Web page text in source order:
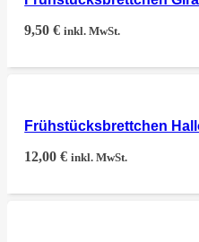
9,50€ inkl. MwSt.
Frühstücksbrettchen
12,00€ inkl. MwSt.